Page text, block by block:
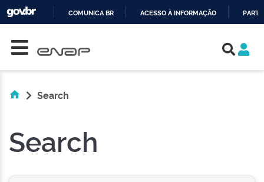
COMUNICA BR ACESSO À INFORMAÇÃO
Search
Search